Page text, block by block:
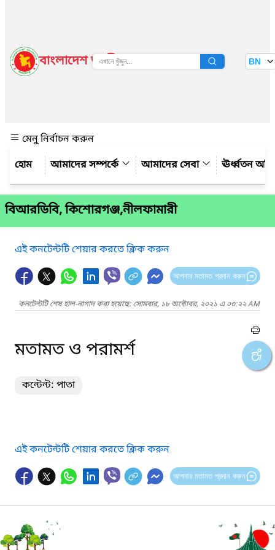
বাংলাদেশ জাতীয় তথ্য বাতায়ন BN
মেনু নির্বাচন করুন
আমাদের সম্পর্কে
আমাদের সেবা ঊর্ধ্বতন
বিআরডিবি, কিশোরগঞ্জ,নীলফামারী
এই কনটেন্টটি শেয়ার করতে ক্লিক করুন
আপনার মতামত প্রদান করুন
কনটেন্টটি শেষ হাল-নাগাদ করা হয়েছে: সোমবার, ১৮ অক্টোবর, ২০২১ এ ০৩:২২ AM
মতামত ও পরামর্শ
কন্টেন্ট: পাতা
এই কনটেন্টটি শেয়ার করতে ক্লিক করুন
আপনার মতামত প্রদান করুন